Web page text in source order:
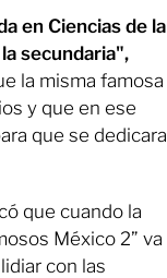
en Ciencias de la
secundaria",
la misma famosa
y que en ese
que se dedicara
que cuando la
México 2” va
con las